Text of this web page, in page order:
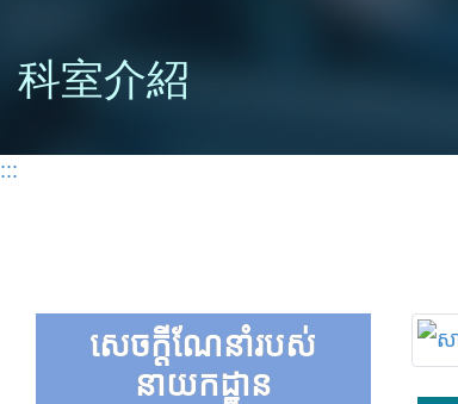
科室介紹
:::
សេចក្តីណែនាំរបស់
នាយកដ្ឋាន